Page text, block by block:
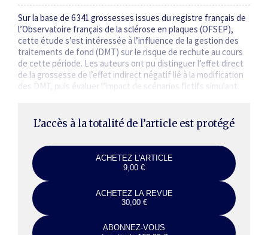
Sur la base de 6 341 grossesses issues du registre français de
l’Observatoire français de la sclérose en plaques (OFSEP),
cette étude s’est intéressée à l’influence de la gestion des
traitements de fond (DMT) sur le risque de rechute au cours
de cette période. Les auteurs ont pu distinguer l’effet direct
de la grossesse de l’effet indirect négatif lié à la modification
des DMT, puis évaluer l’impact de scénarios fictifs simulant
L’accès à la totalité de l’article est protégé
ACHETEZ L'ARTICLE
9,00 €
ACHETEZ LA REVUE
30,00 €
ABONNEZ-VOUS